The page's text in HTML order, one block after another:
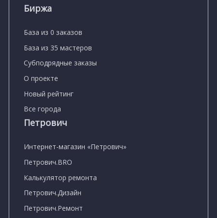
Биржа
База из 0 заказов
База из 35 мастеров
Субподрядные заказы
О проекте
Новый рейтинг
Все города
Петрович
Интернет-магазин «Петрович»
Петрович.BRO
Калькулятор ремонта
Петрович.Дизайн
Петрович.Ремонт